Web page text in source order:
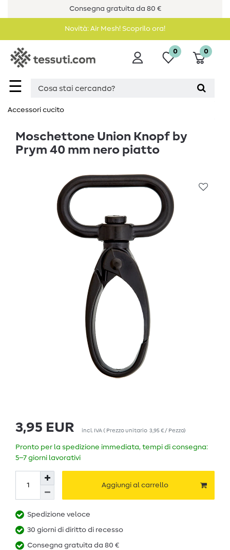
Consegna gratuita da 80 €
Novità: Air Mesh! Scoprilo ora!
☰
0 0
Accessori cucito
Moschettone Union Knopf by
Prym 40 mm nero piatto
3,95 EUR incl. IVA( Prezzo unitario 3,95 € / Pezzo)
Pronto per la spedizione immediata, tempi di consegna:
5–7 giorni lavorativi
Aggiungi al carrello
Spedizione veloce
30 giorni di diritto di recesso
Consegna gratuita da 80 €